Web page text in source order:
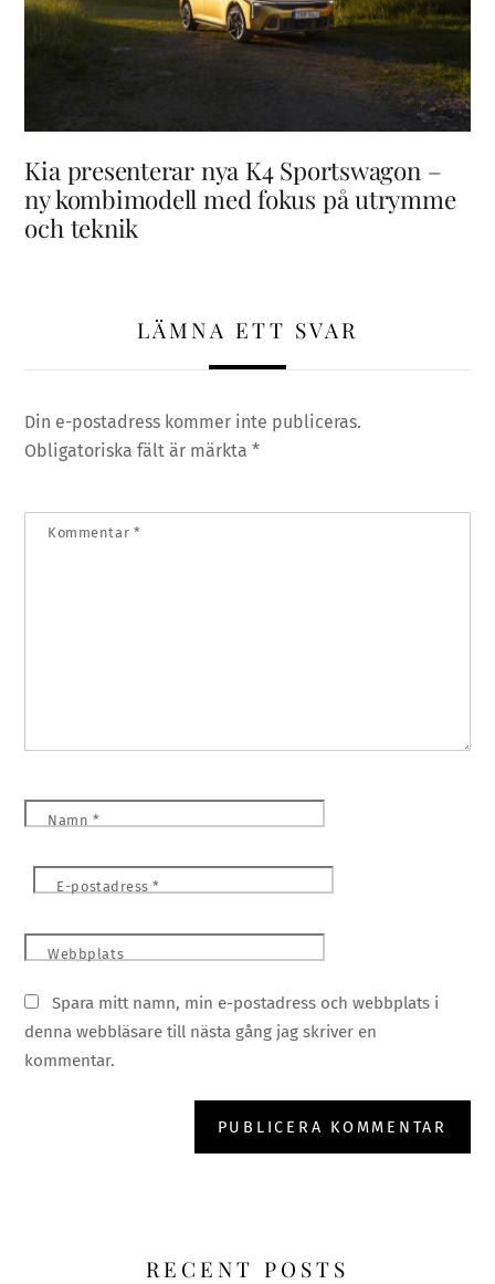
Kia presenterar nya K4 Sportswagon –
ny kombimodell med fokus på utrymme
och teknik
LÄMNA ETT SVAR
Din e-postadress kommer inte publiceras.
Obligatoriska fält är märkta*
Kommentar *
Namn *
E-postadress*
Webbplats
Spara mitt namn, min e-postadress och webbplats i
denna webbläsare till nästa gång jag skriver en
kommentar.
RECENT POSTS